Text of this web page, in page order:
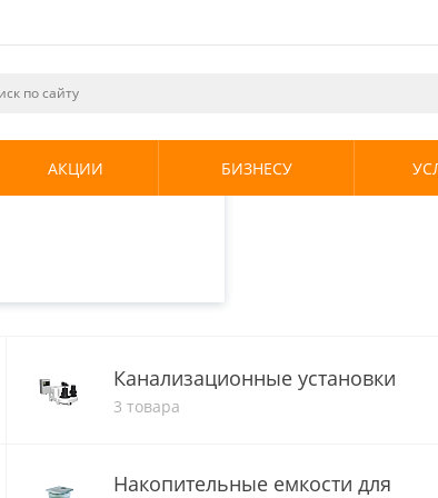
и
использования.
.
АКЦИИ БИЗНЕСУ
Канализационные установки
3 товара
Накопительные емкости для